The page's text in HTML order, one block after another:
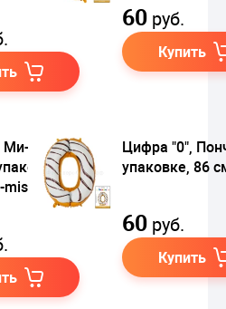
60 руб.
Купить
Ми-ми-
/
mishki
Цифра "0",
упаковке, 86
60 руб.
Купить